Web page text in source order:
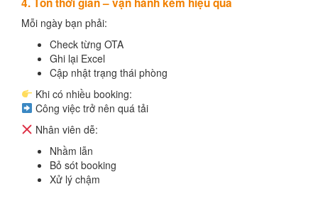
Mỗi ngày bạn phải:
Check từng OTA
Ghi lại Excel
Cập nhật trạng thái phòng
Khi có nhiều booking:
Công việc trở nên quá tải
Nhân viên dễ:
Nhầm lẫn
Bỏ sót booking
Xử lý chậm